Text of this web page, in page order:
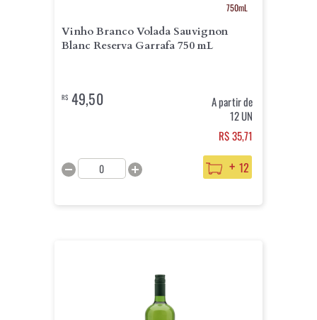
750mL
Vinho Branco Volada Sauvignon
Blanc Reserva Garrafa 750 mL
R$49,50
A partir de
12 UN
R$ 35,71
+ 12